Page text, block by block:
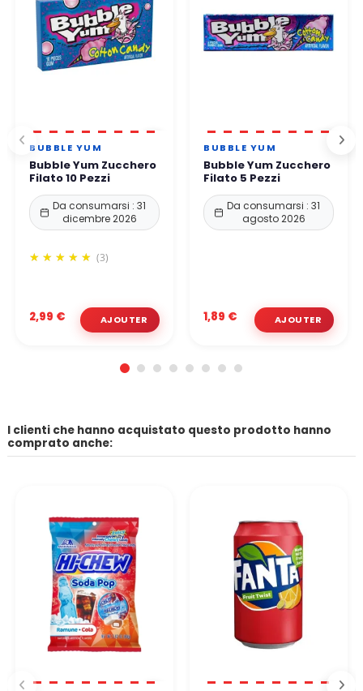
BUBBLE YUM
Bubble Yum Zucchero
Filato 10 Pezzi
Da consumarsi : 31
dicembre 2026
(3)
2,99 €
BUBBLE YUM
Bubble Yum Zucchero
Filato 5 Pezzi
Da consumarsi : 31
agosto 2026
1,89 €
I clienti che hanno acquistato questo prodotto hanno
comprato anche: